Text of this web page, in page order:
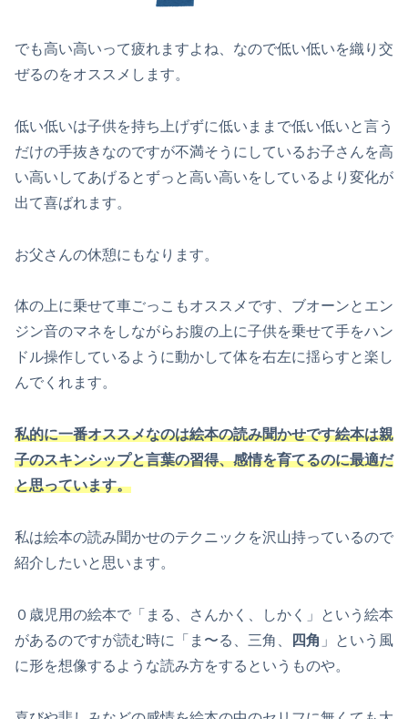
でも高い高いって疲れますよね、なので低い低いを織り交
ぜるのをオススメします。
低い低いは子供を持ち上げずに低いままで低い低いと言う
だけの手抜きなのですが不満そうにしているお子さんを高
い高いしてあげるとずっと高い高いをしているより変化が
出て喜ばれます。
お父さんの休憩にもなります。
体の上に乗せて車ごっこもオススメです、ブオーンとエン
ジン音のマネをしながらお腹の上に子供を乗せて手をハン
ドル操作しているように動かして体を右左に揺らすと楽し
んでくれます。
私的に一番オススメなのは絵本の読み聞かせです絵本は親
子のスキンシップと言葉の習得、感情を育てるのに最適だ
と思っています。
私は絵本の読み聞かせのテクニックを沢山持っているので
紹介したいと思います。
０歳児用の絵本で「まる、さんかく、しかく」という絵本
があるのですが読む時に「ま〜る、三角、
四角 」という風
に形を想像するような読み方をするというものや。